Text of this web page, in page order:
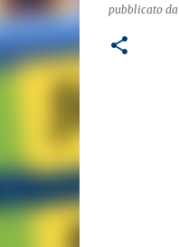
pubblicato da